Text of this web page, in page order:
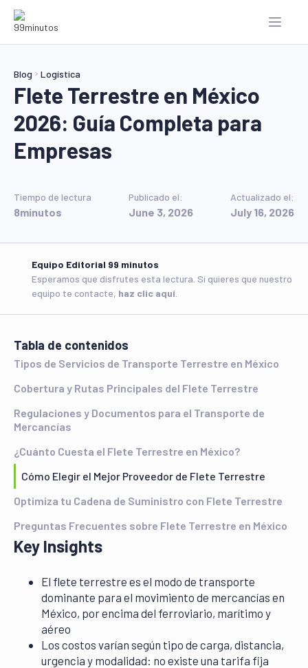
Blog Logística
Flete Terrestre en México
2026: Guía Completa para
Empresas
Tiempo de lectura
8minutos
Publicado el:
June 3, 2026
Actualizado el:
July 16, 2026
Equipo Editorial 99 minutos
Esperamos que disfrutes esta lectura. Si quieres que nuestro
equipo te contacte, haz clic aquí.
Tabla de contenidos
‍Key Insights
Empresa?
Tipos de Servicios de Transporte Terrestre en México
Cobertura y Rutas Principales del Flete Terrestre
Regulaciones y Documentos para el Transporte de
Mercancías
¿Cuánto Cuesta el Flete Terrestre en México?
Cómo Elegir el Mejor Proveedor de Flete Terrestre
Optimiza tu Cadena de Suministro con Flete Terrestre
Preguntas Frecuentes sobre Flete Terrestre en México
Key Insights
El flete terrestre es el modo de transporte
dominante para el movimiento de mercancías en
México, por encima del ferroviario, marítimo y
aéreo
Los costos varían según tipo de carga, distancia,
urgencia y modalidad: no existe una tarifa fija